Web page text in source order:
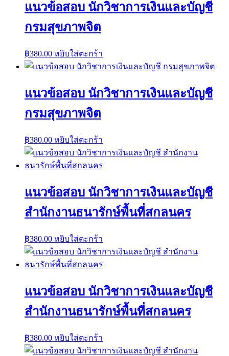
แนวข้อสอบ นักวิชาการเงินและบัญชี
กรมสุขภาพจิต
฿380.00 หยิบใส่ตะกร้า
แนวข้อสอบ นักวิชาการเงินและบัญชี
กรมสุขภาพจิต
฿380.00 หยิบใส่ตะกร้า
แนวข้อสอบ นักวิชาการเงินและบัญชี
สำนักงานธนารักษ์พื้นที่สกลนคร
฿380.00 หยิบใส่ตะกร้า
แนวข้อสอบ นักวิชาการเงินและบัญชี
สำนักงานธนารักษ์พื้นที่สกลนคร
฿380.00 หยิบใส่ตะกร้า